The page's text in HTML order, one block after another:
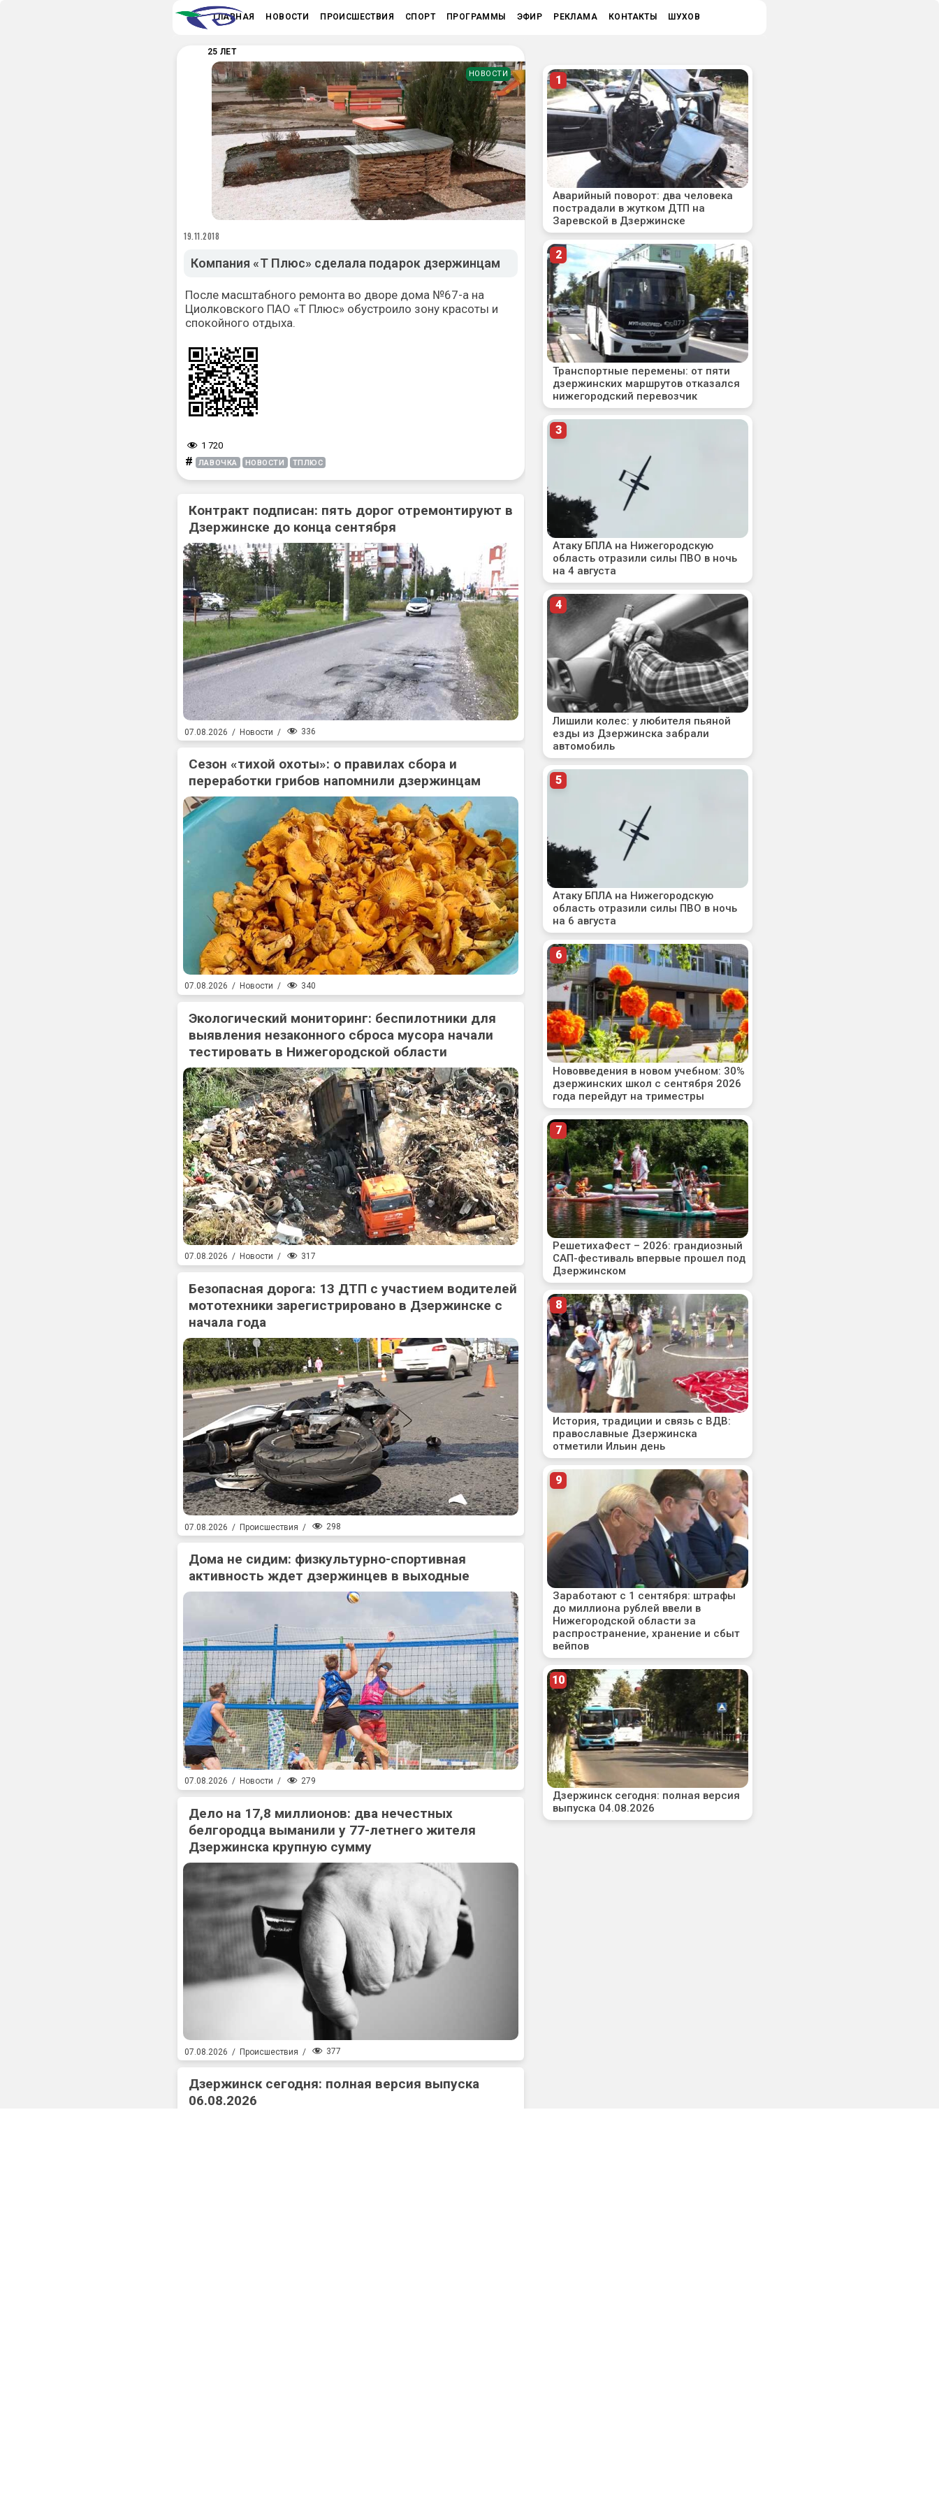
ГЛАВНАЯ НОВОСТИ ПРОИСШЕСТВИЯ СПОРТ ПРОГРАММЫ ЭФИР РЕКЛАМА КОНТАКТЫ ШУХОВ
25 ЛЕТ
НОВОСТИ
19.11.2018
Компания «Т Плюс» сделала подарок дзержинцам
После масштабного ремонта во дворе дома №67-а на
Циолковского ПАО «Т Плюс» обустроило зону красоты и
спокойного отдыха.
1 720
# ЛАВОЧКА НОВОСТИ ТПЛЮС
Контракт подписан: пять дорог отремонтируют в
Дзержинске до конца сентября
07.08.2026 / Новости / 336
Сезон «тихой охоты»: о правилах сбора и
переработки грибов напомнили дзержинцам
07.08.2026 / Новости / 340
Экологический мониторинг: беспилотники для
выявления незаконного сброса мусора начали
тестировать в Нижегородской области
07.08.2026 / Новости / 317
Безопасная дорога: 13 ДТП с участием водителей
мототехники зарегистрировано в Дзержинске с
начала года
07.08.2026 / Происшествия / 298
Дома не сидим: физкультурно-спортивная
активность ждет дзержинцев в выходные
07.08.2026 / Новости / 279
Дело на 17,8 миллионов: два нечестных
белгородца выманили у 77-летнего жителя
Дзержинска крупную сумму
07.08.2026 / Происшествия / 377
Дзержинск сегодня: полная версия выпуска
06.08.2026